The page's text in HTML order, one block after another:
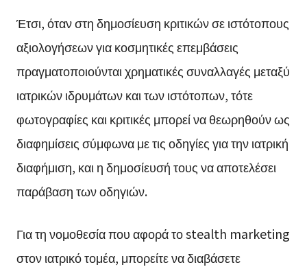
Έτσι, όταν στη δημοσίευση κριτικών σε ιστότοπους
αξιολογήσεων για κοσμητικές επεμβάσεις
πραγματοποιούνται χρηματικές συναλλαγές μεταξύ
ιατρικών ιδρυμάτων και των ιστότοπων, τότε
φωτογραφίες και κριτικές μπορεί να θεωρηθούν ως
διαφημίσεις σύμφωνα με τις οδηγίες για την ιατρική
διαφήμιση, και η δημοσίευσή τους να αποτελέσει
παράβαση των οδηγιών.
Για τη νομοθεσία που αφορά το stealth marketing
στον ιατρικό τομέα, μπορείτε να διαβάσετε